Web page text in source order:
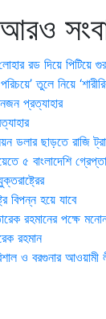
রড দিয়ে পিটিয়ে
তুলে নিয়ে
প্রত্যাহার
ডলার ছাড়তে রাজি
৫ বাংলাদেশি
বিপন্ন হয়ে যাবে
রহমানের পক্ষে
রহমান
ও বরগুনার